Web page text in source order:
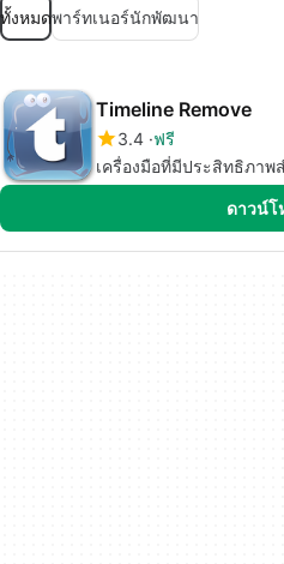
ทั้งหมดพาร์ทเนอร์นักพัฒนา
Timeline Remove
3.4 ฟรี
เครื่องมือที่มีประสิทธิภาพ
ดาวน์โ